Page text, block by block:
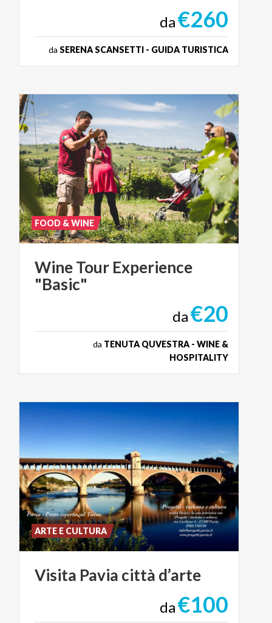
da€260
da SERENA SCANSETTI - GUIDA TURISTICA
WineTour Experience
"Basic"
FOOD & WINE
da€20
da TENUTA QUVESTRA - WINE &
HOSPITALITY
Visita Pavia città d’arte
ARTE E CULTURA
da€100